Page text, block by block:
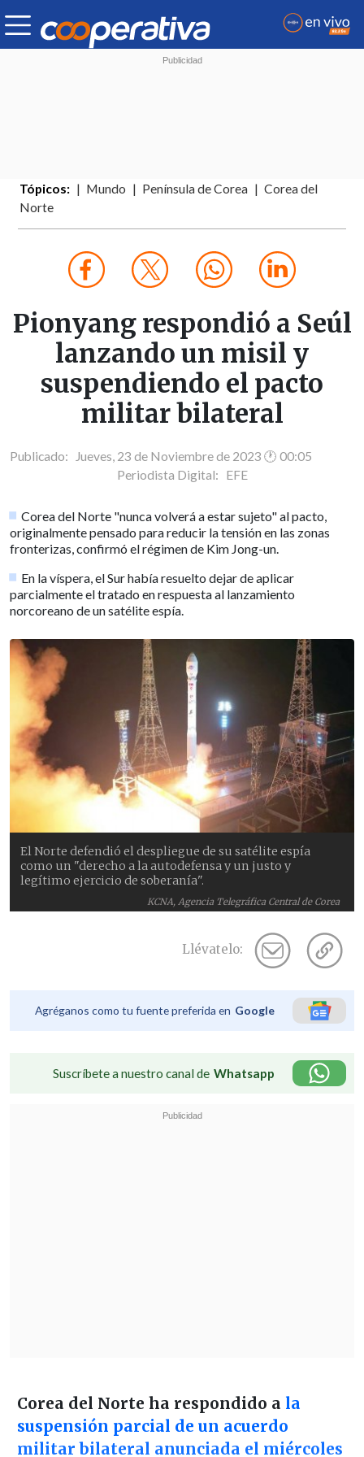
Tópicos: Mundo Península de Corea
Corea del
Norte
Pionyang respondió a Seúl
lanzando un misil y
suspendiendo el pacto
militar bilateral
Publicado: Jueves, 23 de Noviembre de 2023 🕐 00:05
Periodista Digital: EFE
Corea del Norte "nunca volverá a estar sujeto" al pacto,
originalmente pensado para reducir la tensión en las zonas
fronterizas, confirmó el régimen de Kim Jong-un.
En la víspera, el Sur había resuelto dejar de aplicar
parcialmente el tratado en respuesta al lanzamiento
norcoreano de un satélite espía.
KCNA, Agencia Telegráfica Central de Corea
El Norte defendió el despliegue de su satélite espía
como un "derecho a la autodefensa y un justo y
legítimo ejercicio de soberanía".
Llévatelo:
Agréganos como tu fuente preferida en Google
Suscríbete a nuestro canal de Whatsapp
Corea del Norte ha respondido a la
suspensión parcial de un acuerdo
militar bilateral anunciada el miércoles